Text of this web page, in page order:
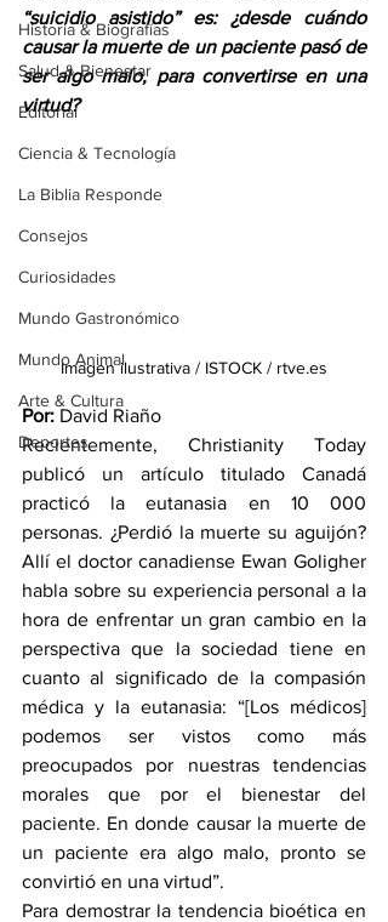
Historia & Biografías
Salud & Bienestar
Editorial
Ciencia & Tecnología
La Biblia Responde
Consejos
Curiosidades
Mundo Gastronómico
Mundo Animal
Arte & Cultura
Deportes
“suicidio asistido” es: ¿desde cuándo
causar la muerte de un paciente pasó de
ser algo malo, para convertirse en una
virtud?
Imagen ilustrativa / ISTOCK / rtve.es
Por: David Riaño
Recientemente, Christianity Today
publicó un artículo titulado Canadá
practicó la eutanasia en 10 000
personas. ¿Perdió la muerte su aguijón?
Allí el doctor canadiense Ewan Goligher
habla sobre su experiencia personal a la
hora de enfrentar un gran cambio en la
perspectiva que la sociedad tiene en
cuanto al significado de la compasión
médica y la eutanasia: “[Los médicos]
podemos ser vistos como más
preocupados por nuestras tendencias
morales que por el bienestar del
paciente. En donde causar la muerte de
un paciente era algo malo, pronto se
convirtió en una virtud”.
Para demostrar la tendencia bioética en